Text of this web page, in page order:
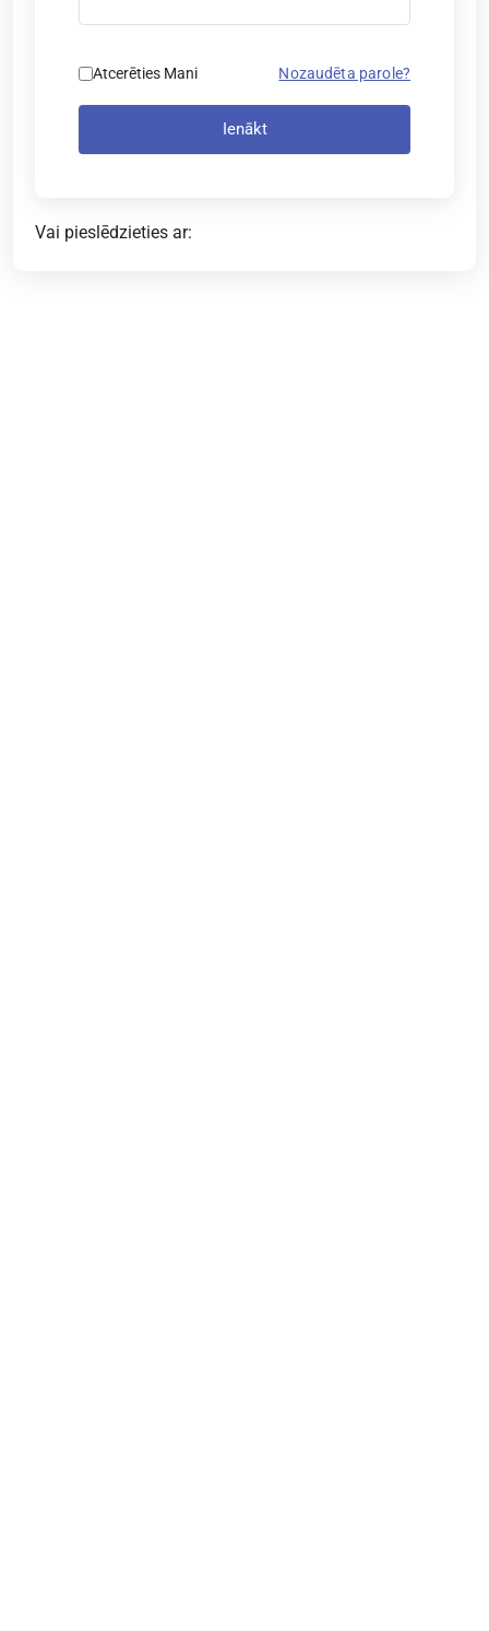
Atcerēties Mani Nozaudēta parole?
Ienākt
Vai pieslēdzieties ar: